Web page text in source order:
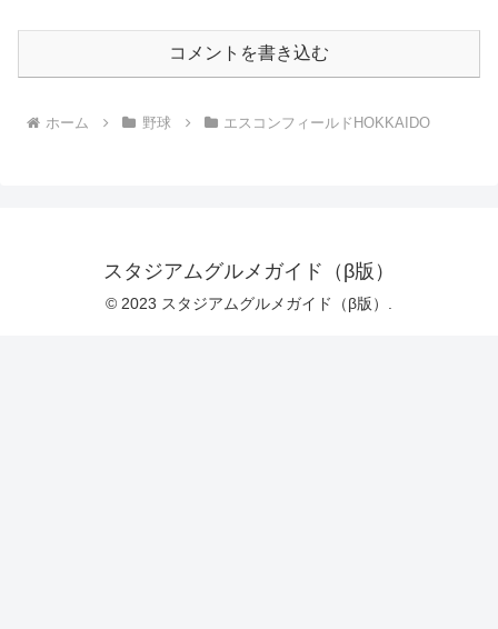
コメントを書き込む
ホーム 野球 エスコンフィールドHOKKAIDO
スタジアムグルメガイド（β版）
© 2023 スタジアムグルメガイド（β版）.